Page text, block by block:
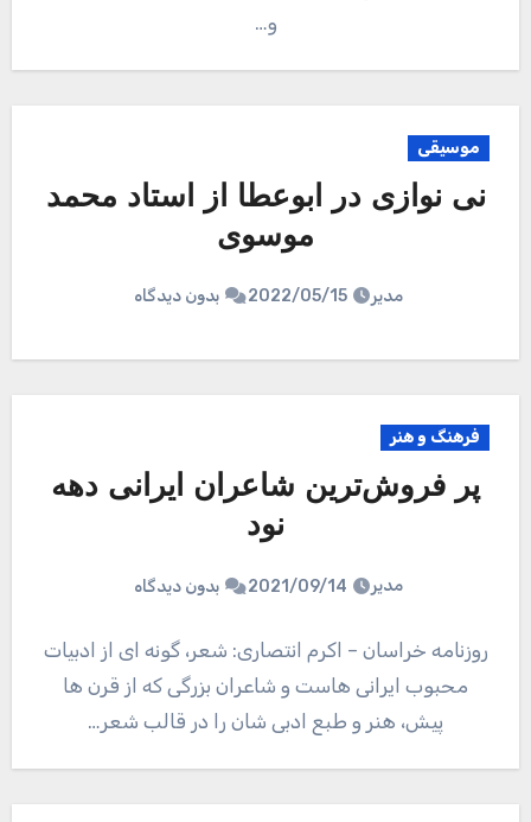
و…
موسیقی
نی نوازی در ابوعطا از استاد محمد
موسوی
مدیر 2022/05/15 بدون دیدگاه
فرهنگ و هنر
پر فروش‌ترین شاعران ایرانی دهه
نود
مدیر 2021/09/14 بدون دیدگاه
روزنامه خراسان – اکرم انتصاری: شعر، گونه ای از ادبیات
محبوب ایرانی هاست و شاعران بزرگی که از قرن ها
پیش، هنر و طبع ادبی شان را در قالب شعر…